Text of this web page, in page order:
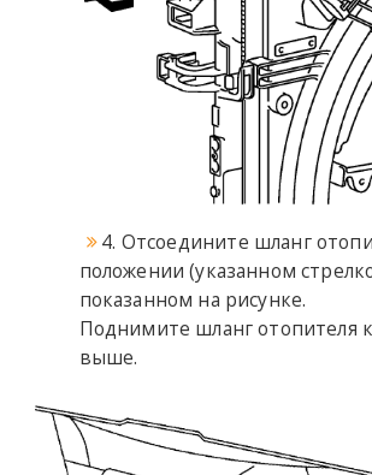
4. Отсоедините шланг
положении (указанном
показанном на рисунке.
Поднимите шланг отопителя
выше.